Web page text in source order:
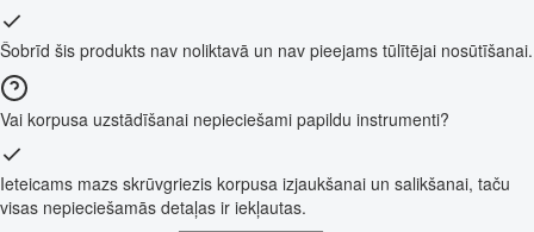
Šobrīd šis produkts nav noliktavā un nav pieejams tūlītējai nosūtīšanai.
Vai korpusa uzstādīšanai nepieciešami papildu instrumenti?
Ieteicams mazs skrūvgriezis korpusa izjaukšanai un salikšanai, taču
visas nepieciešamās detaļas ir iekļautas.